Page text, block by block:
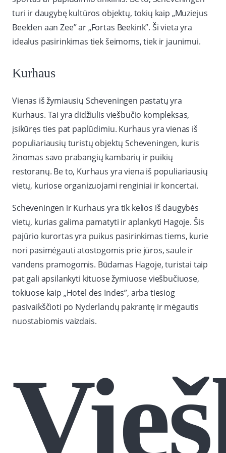
turi ir daugybę kultūros objektų, tokių kaip „Muziejus
Beelden aan Zee” ar „Fortas Beekink”. Ši vieta yra
idealus pasirinkimas tiek šeimoms, tiek ir jaunimui.
Kurhaus
Vienas iš žymiausių Scheveningen pastatų yra
Kurhaus. Tai yra didžiulis viešbučio kompleksas,
įsikūręs ties pat paplūdimiu. Kurhaus yra vienas iš
populiariausių turistų objektų Scheveningen, kuris
žinomas savo prabangių kambarių ir puikių
restoranų. Be to, Kurhaus yra viena iš populiariausių
vietų, kuriose organizuojami renginiai ir koncertai.
Scheveningen ir Kurhaus yra tik kelios iš daugybės
vietų, kurias galima pamatyti ir aplankyti Hagoje. Šis
pajūrio kurortas yra puikus pasirinkimas tiems, kurie
nori pasimėgauti atostogomis prie jūros, saule ir
vandens pramogomis. Būdamas Hagoje, turistai taip
pat gali apsilankyti kituose žymiuose viešbučiuose,
tokiuose kaip „Hotel des Indes”, arba tiesiog
pasivaikščioti po Nyderlandų pakrantę ir mėgautis
nuostabiomis vaizdais.